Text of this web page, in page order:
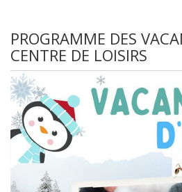
PROGRAMME DES
CENTRE DE LOISIRS